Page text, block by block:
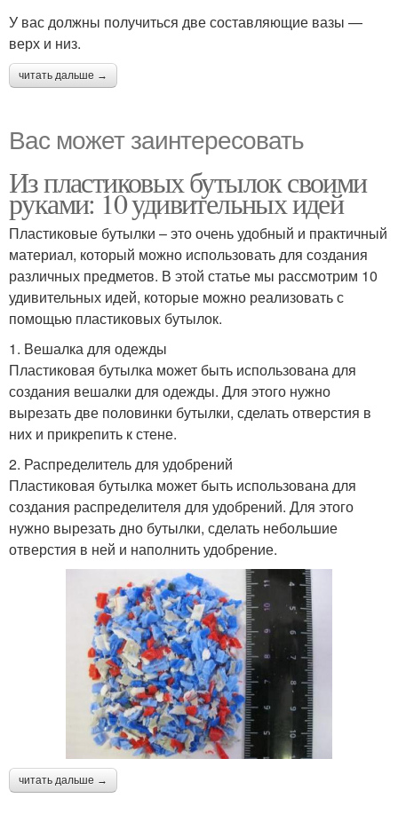
У вас должны получиться две составляющие вазы —
верх и низ.
читать дальше →
Вас может заинтересовать
Из пластиковых бутылок своими
руками: 10 удивительных идей
Пластиковые бутылки – это очень удобный и практичный
материал, который можно использовать для создания
различных предметов. В этой статье мы рассмотрим 10
удивительных идей, которые можно реализовать с
помощью пластиковых бутылок.
1. Вешалка для одежды
Пластиковая бутылка может быть использована для
создания вешалки для одежды. Для этого нужно
вырезать две половинки бутылки, сделать отверстия в
них и прикрепить к стене.
2. Распределитель для удобрений
Пластиковая бутылка может быть использована для
создания распределителя для удобрений. Для этого
нужно вырезать дно бутылки, сделать небольшие
отверстия в ней и наполнить удобрение.
читать дальше →